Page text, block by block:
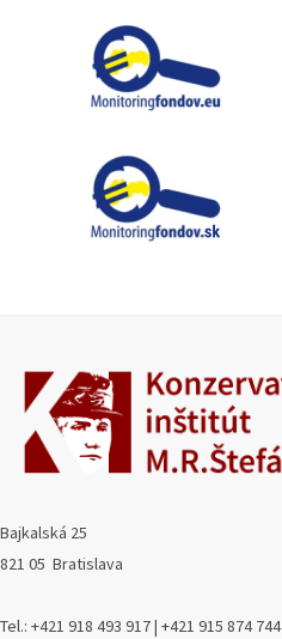
Bajkalská 25
821 05 Bratislava
Tel.: +421 918 493 917 | +421 915 874 744